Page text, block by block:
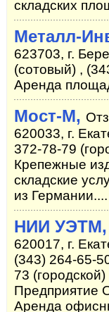
складских
Металл-
623703, г.
(сотовый) ,
Аренда
Мост-М,
620033, г.
372-78-79
Крепежные
складские
из Германии....
НИИ УЭТМ,
620017, г.
(343) 264-65-
73 (городской)
Предприятие
Аренда